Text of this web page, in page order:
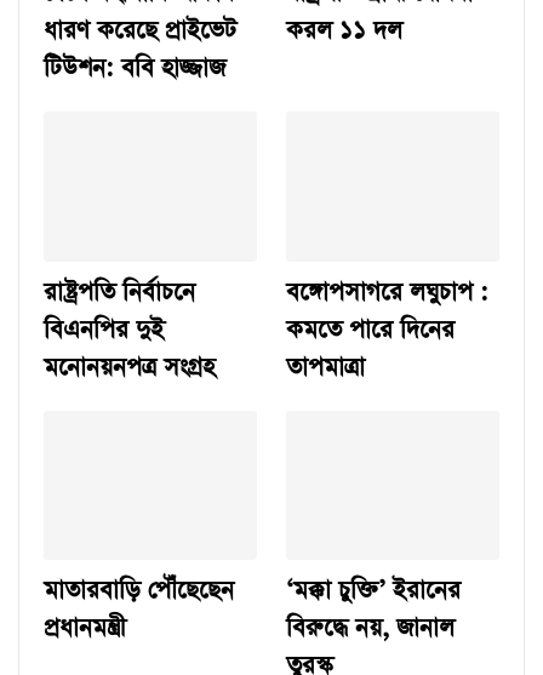
ধারণ করেছে প্রাইভেট
টিউশন: ববি হাজ্জাজ
করল ১১ দল
রাষ্ট্রপতি নির্বাচনে
বিএনপির দুই
মনোনয়নপত্র সংগ্রহ
বঙ্গোপসাগরে লঘুচাপ :
কমতে পারে দিনের
তাপমাত্রা
মাতারবাড়ি পৌঁছেছেন
প্রধানমন্ত্রী
‘মক্কা চুক্তি’ ইরানের
বিরুদ্ধে নয়, জানাল
তুরস্ক